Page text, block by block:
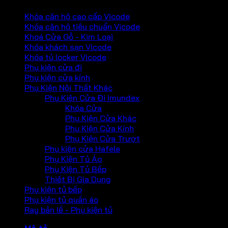
Khóa căn hộ cao cấp Vicode
Khóa căn hộ tiêu chuẩn Vicode
Khoá Cửa Gỗ - Kim Loại
Khóa khách sạn Vicode
Khóa tủ locker Vicode
Phụ kiện cửa đi
Phụ kiện cửa kính
Phụ Kiện Nội Thất Khác
Phụ Kiện Cửa Đi Imundex
Khóa Cửa
Phụ Kiện Cửa Khác
Phụ Kiện Cửa Kính
Phụ Kiện Cửa Trượt
Phụ kiện cửa Hafele
Phụ Kiện Tủ Áo
Phụ Kiện Tủ Bếp
Thiết Bị Gia Dụng
Phụ kiện tủ bếp
Phụ kiện tủ quần áo
Ray bản lề - Phụ kiện tủ